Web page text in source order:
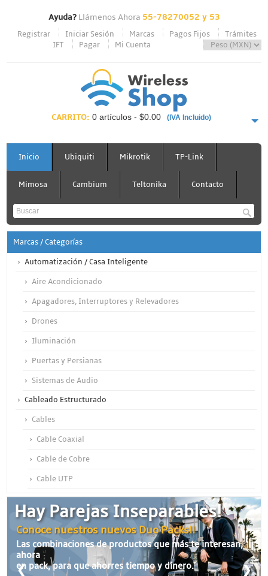
Ayuda?Llámenos Ahora 55-78270052 y 53
Registrar Iniciar Sesión Marcas Pagos Fijos
Trámites
IFT
Pagar Mi Cuenta
CARRITO: 0 artículos - $0.00 (IVA Incluido)
PAGAR AHORA
Inicio Ubiquiti Mikrotik TP-Link
Mimosa Cambium Teltonika Contacto
Marcas / Categorías
Automatización / Casa Inteligente
Aire Acondicionado
Apagadores, Interruptores y Relevadores
Drones
Iluminación
Puertas y Persianas
Sistemas de Audio
Cableado Estructurado
Cables
Cable Coaxial
Cable de Cobre
Cable UTP
Otros Cables
Canalización y Soporte
Accesorios
Cajas de Distribución
Hay Parejas Inseparables!
Conoce nuestros nuevos Duo Packs!!
Las combinaciones de productos que más te interesan,
ahora
en pack, para que ahorres tiempo y dinero.
❮ ❯